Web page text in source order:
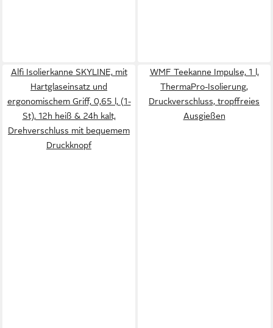
Alfi Isolierkanne SKYLINE, mit
Hartglaseinsatz und
ergonomischem Griff, 0,65 l, (1-
St), 12h heiß & 24h kalt,
Drehverschluss mit bequemem
Druckknopf
WMF Teekanne Impulse, 1 l,
ThermaPro-Isolierung,
Druckverschluss, tropffreies
Ausgießen